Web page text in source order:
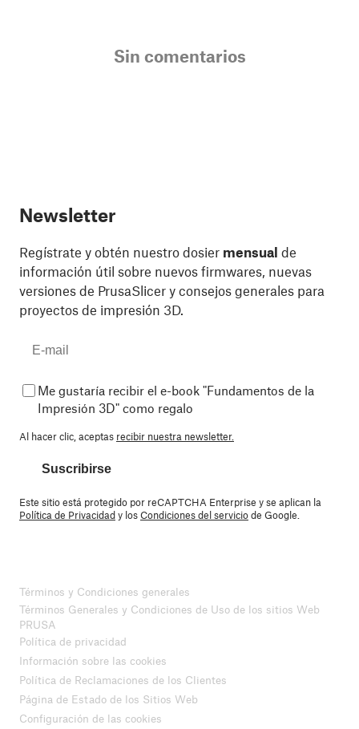
Sin comentarios
Newsletter
Regístrate y obtén nuestro dosier mensual de
información útil sobre nuevos firmwares, nuevas
versiones de PrusaSlicer y consejos generales para
proyectos de impresión 3D.
Me gustaría recibir el e-book "Fundamentos de la
Impresión 3D" como regalo
Al hacer clic, aceptas recibir nuestra newsletter.
Suscribirse
Este sitio está protegido por reCAPTCHA Enterprise y se aplican la
Política de Privacidady losCondiciones del serviciode Google.
Términos y Condiciones generales
Términos Generales y Condiciones de Uso de los sitios Web
PRUSA
Política de privacidad
Información sobre las cookies
Política de Reclamaciones de los Clientes
Página de Estado de los Sitios Web
Configuración de las cookies